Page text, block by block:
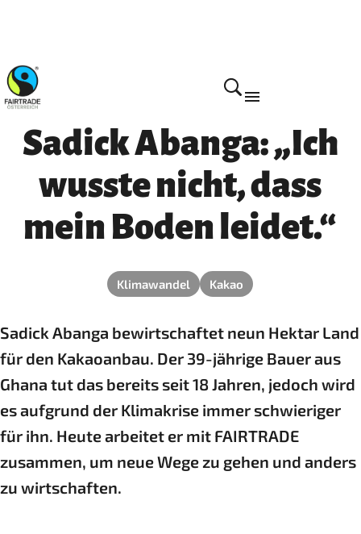
Wirkung
Sadick Abanga: „Ich
wusste nicht, dass
mein Boden leidet.“
Klimawandel Kakao
Sadick Abanga bewirtschaftet neun Hektar Land
für den Kakaoanbau. Der 39-jährige Bauer aus
Ghana tut das bereits seit 18 Jahren, jedoch wird
es aufgrund der Klimakrise immer schwieriger
für ihn. Heute arbeitet er mit FAIRTRADE
zusammen, um neue Wege zu gehen und anders
zu wirtschaften.